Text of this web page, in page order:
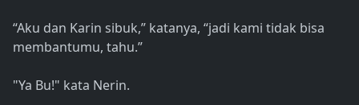
“Aku dan Karin sibuk,” katanya, “jadi kami tidak bisa
membantumu, tahu.”
"Ya Bu!" kata Nerin.